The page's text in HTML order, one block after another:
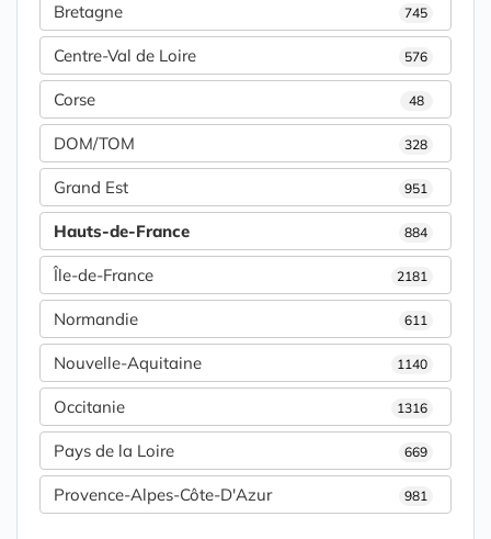
Bretagne 745
Centre-Val de Loire 576
Corse 48
DOM/TOM 328
Grand Est 951
Hauts-de-France 884
Île-de-France 2181
Normandie 611
Nouvelle-Aquitaine 1140
Occitanie 1316
Pays de la Loire 669
Provence-Alpes-Côte-D'Azur 981